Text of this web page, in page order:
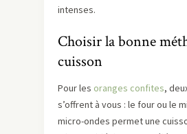
intenses.
Choisir la bonne
cuisson
Pour les oranges confites,
s’offrent à vous : le four ou le
micro-ondes permet une